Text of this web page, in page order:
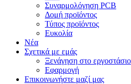
Συναρμολόγηση PCB
Δομή προϊόντος
Τύπος προϊόντος
Ευκολία
Νέα
Σχετικά με εμάς
Ξενάγηση στο εργοστάσιο
Εφαρμογή
Επικοινωνήστε μαζί μας